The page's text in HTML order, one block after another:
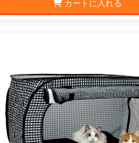
カートに入れる